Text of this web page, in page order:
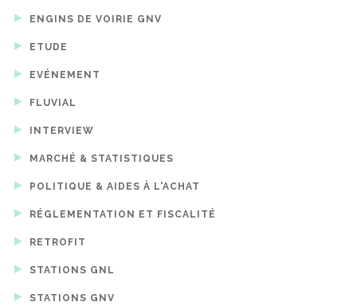
ENGINS DE VOIRIE GNV
ETUDE
EVÉNEMENT
FLUVIAL
INTERVIEW
MARCHÉ & STATISTIQUES
POLITIQUE & AIDES À L'ACHAT
RÉGLEMENTATION ET FISCALITÉ
RETROFIT
STATIONS GNL
STATIONS GNV